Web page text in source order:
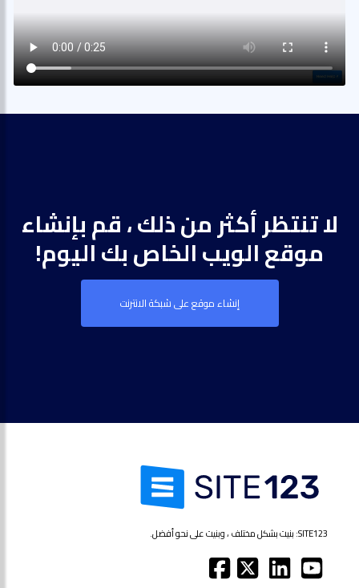
لا تنتظر أكثر من ذلك ، قم بإنشاء
موقع الويب الخاص بك اليوم!
إنشاء موقع على شبكة الانترنت
SITE123: بنيت بشكل مختلف ، وبنيت على نحو أفضل.